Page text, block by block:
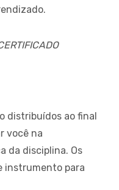
distribuídos ao final
você na
da disciplina. Os
instrumento para